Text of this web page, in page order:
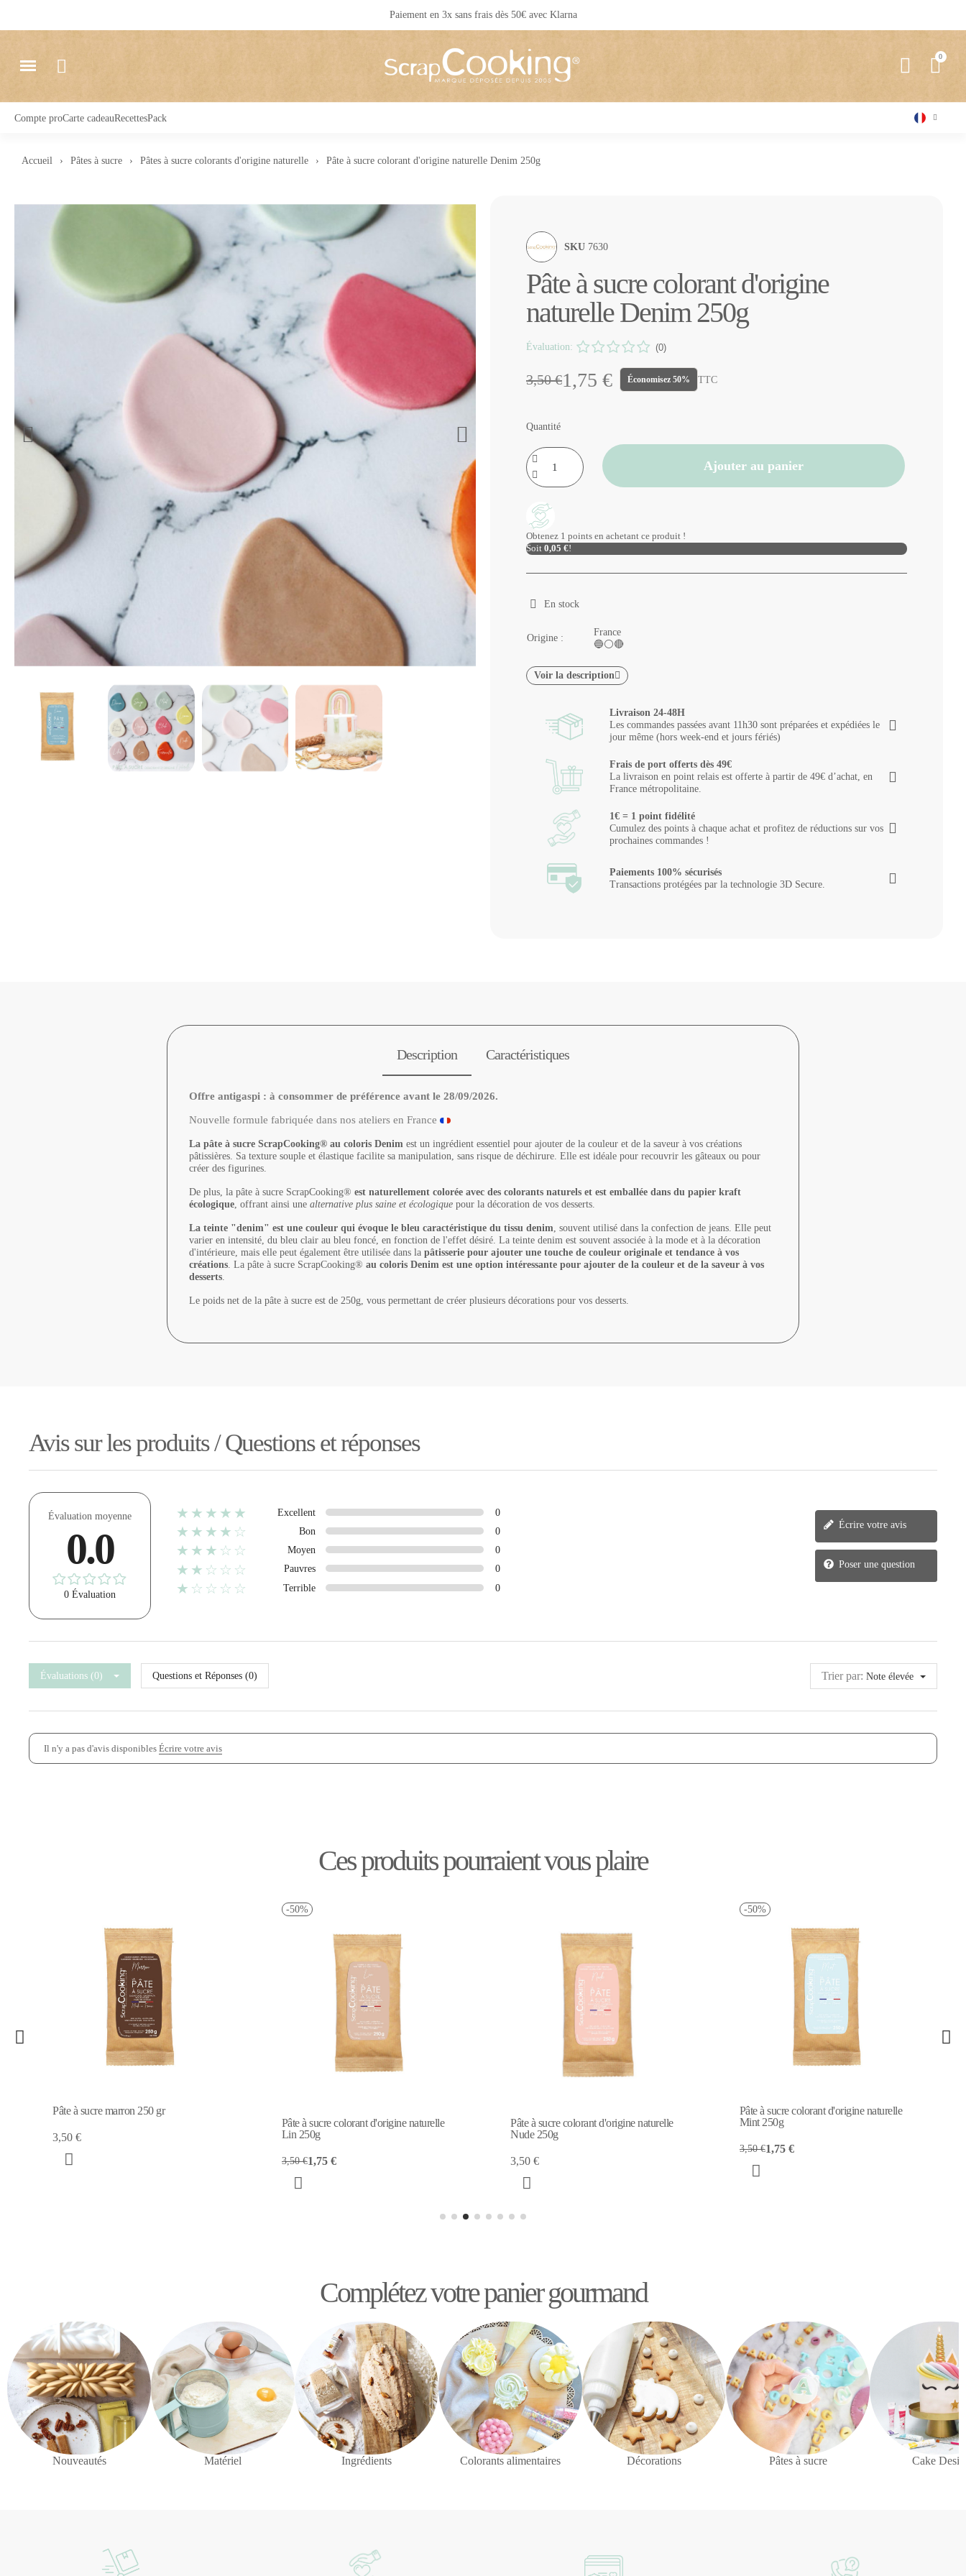
Livraison 24 / 48 h partout en France
Compte proCarte cadeauRecettesPack
Accueil Pâtes à sucre Pâtes à sucre colorants d'origine naturelle Pâte à sucre colorant d'origine naturelle Denim 250g
SKU 7630
Pâte à sucre colorant d'origine
naturelle Denim 250g
Évaluation: (0)
3,50 €1,75 € Économisez 50% TTC
Quantité
Ajouter au panier
Obtenez 1 points en achetant ce produit !
Soit 0,05 €!
En stock
Origine :
France
🔵⚪🔴
Voir la description
Livraison 24-48H
Les commandes passées avant 11h30 sont préparées et expédiées le
jour même (hors week-end et jours fériés)
Frais de port offerts dès 49€
La livraison en point relais est offerte à partir de 49€ d’achat, en
France métropolitaine.
1€ = 1 point fidélité
Cumulez des points à chaque achat et profitez de réductions sur vos
prochaines commandes !
Paiements 100% sécurisés
Transactions protégées par la technologie 3D Secure.
Description Caractéristiques
Offre antigaspi : à consommer de préférence avant le 28/09/2026.
Nouvelle formule fabriquée dans nos ateliers en France
La pâte à sucre ScrapCooking® au coloris Denim est un ingrédient essentiel pour ajouter de la couleur et de la saveur à vos créations
pâtissières. Sa texture souple et élastique facilite sa manipulation, sans risque de déchirure. Elle est idéale pour recouvrir les gâteaux ou pour
créer des figurines.
De plus, la pâte à sucre ScrapCooking® est naturellement colorée avec des colorants naturels et est emballée dans du papier kraft
écologique , offrant ainsi une alternative plus saine et écologique pour la décoration de vos desserts.
La teinte "denim" est une couleur qui évoque le bleu caractéristique du tissu denim , souvent utilisé dans la confection de jeans. Elle peut
varier en intensité, du bleu clair au bleu foncé, en fonction de l'effet désiré. La teinte denim est souvent associée à la mode et à la décoration
d'intérieure, mais elle peut également être utilisée dans la pâtisserie pour ajouter une touche de couleur originale et tendance à vos
créations . La pâte à sucre ScrapCooking® au coloris Denim est une option intéressante pour ajouter de la couleur et de la saveur à vos
desserts
Le poids net de la pâte à sucre est de 250g, vous permettant de créer plusieurs décorations pour vos desserts.
Avis sur les produits / Questions et réponses
Évaluation moyenne
0.0
0 Évaluation
★★★★★ Excellent 0
★★★★☆ Bon 0
★★★☆☆ Moyen 0
★★☆☆☆ Pauvres 0
★☆☆☆☆ Terrible 0
Écrire votre avis
Poser une question
Évaluations (0) Questions et Réponses (0) Trier par: Note élevée
Il n'y a pas d'avis disponibles Écrire votre avis
Ces produits pourraient vous plaire
Lin 250g
Pâte à sucre colorant d'origine naturelle
Nude 250g
3,50 €
Mint 250g
Pâte à sucre rouleau jaune 36 cm
Complétez votre panier gourmand
Nouveautés Matériel Ingrédients Colorants alimentaires Décorations Pâtes à sucre Cake